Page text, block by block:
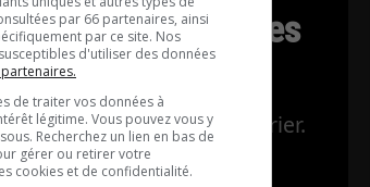
recrudescence des
ITSS?
La chronique de Julie Poirier.
par 66 partenaires, ainsi
par ce site. Nos
d'utiliser des données
de traiter vos données à
légitime. Vous pouvez vous y
Recherchez un lien en bas de
gérer ou retirer votre
cookies et de confidentialité.